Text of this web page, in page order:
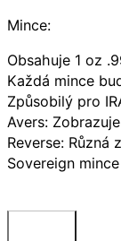
Mince:
Obsahuje 1 oz
Každá mince
Způsobilý pro
Avers:
Reverse:
Sovereign